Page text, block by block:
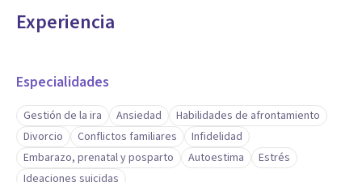
Experiencia
Especialidades
Gestión de la ira Ansiedad
Habilidades de afrontamiento
Divorcio
Conflictos familiares
Infidelidad
Embarazo, prenatal y posparto
Autoestima
Estrés
Ideaciones suicidas